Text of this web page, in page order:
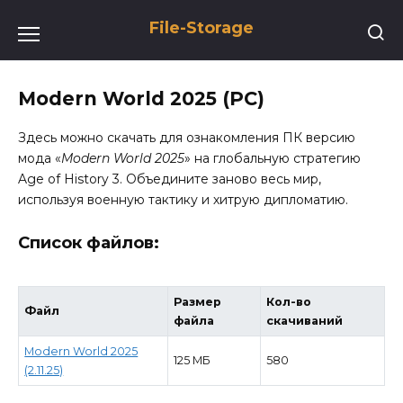
содержанию
File-Storage
Modern World 2025 (PC)
Здесь можно скачать для ознакомления ПК версию
мода «Modern World 2025» на глобальную стратегию
Age of History 3. Объедините заново весь мир,
используя военную тактику и хитрую дипломатию.
Список файлов:
Файл
Размер
файла
Кол-во
скачиваний
Modern World 2025
(2.11.25)
125 МБ 580